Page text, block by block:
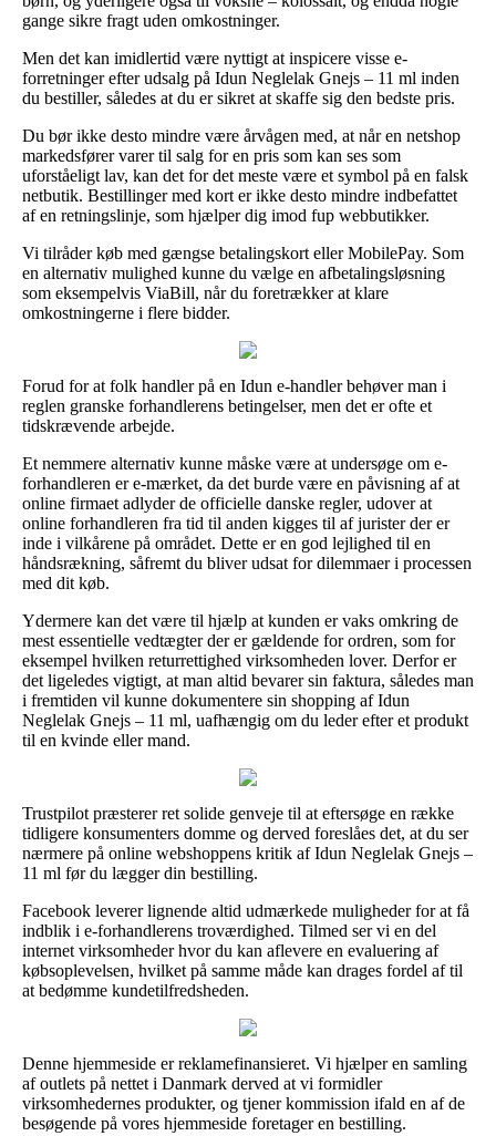
gange sikre fragt uden omkostninger.
Men det kan imidlertid være nyttigt at inspicere visse e-
forretninger efter udsalg på Idun Neglelak Gnejs – 11 ml inden
du bestiller, således at du er sikret at skaffe sig den bedste pris.
Du bør ikke desto mindre være årvågen med, at når en netshop
markedsfører varer til salg for en pris som kan ses som
uforståeligt lav, kan det for det meste være et symbol på en falsk
netbutik. Bestillinger med kort er ikke desto mindre indbefattet
af en retningslinje, som hjælper dig imod fup webbutikker.
Vi tilråder køb med gængse betalingskort eller MobilePay. Som
en alternativ mulighed kunne du vælge en afbetalingsløsning
som eksempelvis ViaBill, når du foretrækker at klare
omkostningerne i flere bidder.
Forud for at folk handler på en Idun e-handler behøver man i
reglen granske forhandlerens betingelser, men det er ofte et
tidskrævende arbejde.
Et nemmere alternativ kunne måske være at undersøge om e-
forhandleren er e-mærket, da det burde være en påvisning af at
online firmaet adlyder de officielle danske regler, udover at
online forhandleren fra tid til anden kigges til af jurister der er
inde i vilkårene på området. Dette er en god lejlighed til en
håndsrækning, såfremt du bliver udsat for dilemmaer i processen
med dit køb.
Ydermere kan det være til hjælp at kunden er vaks omkring de
mest essentielle vedtægter der er gældende for ordren, som for
eksempel hvilken returrettighed virksomheden lover. Derfor er
det ligeledes vigtigt, at man altid bevarer sin faktura, således man
i fremtiden vil kunne dokumentere sin shopping af Idun
Neglelak Gnejs – 11 ml, uafhængig om du leder efter et produkt
til en kvinde eller mand.
Trustpilot præsterer ret solide genveje til at eftersøge en række
tidligere konsumenters domme og derved foreslåes det, at du ser
nærmere på online webshoppens kritik af Idun Neglelak Gnejs –
11 ml før du lægger din bestilling.
Facebook leverer lignende altid udmærkede muligheder for at få
indblik i e-forhandlerens troværdighed. Tilmed ser vi en del
internet virksomheder hvor du kan aflevere en evaluering af
købsoplevelsen, hvilket på samme måde kan drages fordel af til
at bedømme kundetilfredsheden.
Denne hjemmeside er reklamefinansieret. Vi hjælper en samling
af outlets på nettet i Danmark derved at vi formidler
virksomhedernes produkter, og tjener kommission ifald en af de
besøgende på vores hjemmeside foretager en bestilling.